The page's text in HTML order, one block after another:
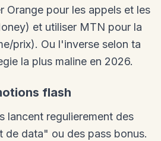
Orange pour les appels et les
et utiliser MTN pour la
prix). Ou l'inverse selon ta
la plus maline en 2026.
flash
lancent regulierement des
de data" ou des pass bonus.